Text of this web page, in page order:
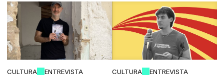
CULTURA
ENTREVISTA
CULTURA
ENTREVISTA